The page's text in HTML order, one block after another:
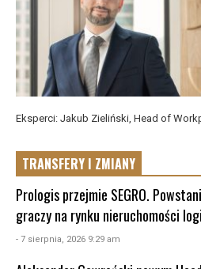
Eksperci: Jakub Zieliński, Head of
TRANSFERY I ZMIANY
Prologis przejmie SEGRO.
graczy na rynku nieruchomości
- 7 sierpnia, 2026 9:29 am